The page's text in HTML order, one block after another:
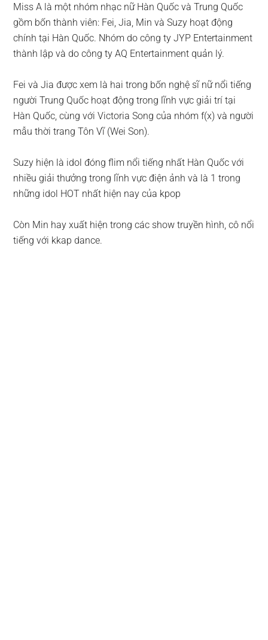
Miss A là một nhóm nhạc nữ Hàn Quốc và Trung Quốc
gồm bốn thành viên: Fei, Jia, Min và Suzy hoạt động
chính tại Hàn Quốc. Nhóm do công ty JYP Entertainment
thành lập và do công ty AQ Entertainment quản lý.
Fei và Jia được xem là hai trong bốn nghệ sĩ nữ nổi tiếng
người Trung Quốc hoạt động trong lĩnh vực giải trí tại
Hàn Quốc, cùng với Victoria Song của nhóm f(x) và người
mẫu thời trang Tôn Vĩ (Wei Son).
Suzy hiện là idol đóng flim nổi tiếng nhất Hàn Quốc với
nhiều giải thưởng trong lĩnh vực điện ảnh và là 1 trong
những idol HOT nhất hiện nay của kpop
Còn Min hay xuất hiện trong các show truyền hình, cô nổi
tiếng với kkap dance.